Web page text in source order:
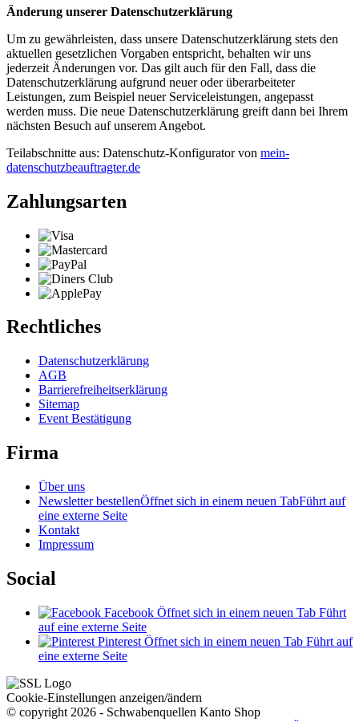
Änderung unserer Datenschutzerklärung
Um zu gewährleisten, dass unsere Datenschutzerklärung stets den
aktuellen gesetzlichen Vorgaben entspricht, behalten wir uns
jederzeit Änderungen vor. Das gilt auch für den Fall, dass die
Datenschutzerklärung aufgrund neuer oder überarbeiteter
Leistungen, zum Beispiel neuer Serviceleistungen, angepasst
werden muss. Die neue Datenschutzerklärung greift dann bei Ihrem
nächsten Besuch auf unserem Angebot.
Teilabschnitte aus: Datenschutz-Konfigurator von mein-
datenschutzbeauftragter.de
Zahlungsarten
Rechtliches
Datenschutzerklärung
AGB
Barrierefreiheitserklärung
Sitemap
Event Bestätigung
Firma
Über uns
Newsletter bestellenÖffnet sich in einem neuen TabFührt auf
eine externe Seite
Kontakt
Impressum
Social
Facebook Öffnet sich in einem neuen Tab Führt
auf eine externe Seite
Pinterest Öffnet sich in einem neuen Tab Führt auf
eine externe Seite
Cookie-Einstellungen anzeigen/ändern
© copyright 2026 - Schwabenquellen Kanto Shop